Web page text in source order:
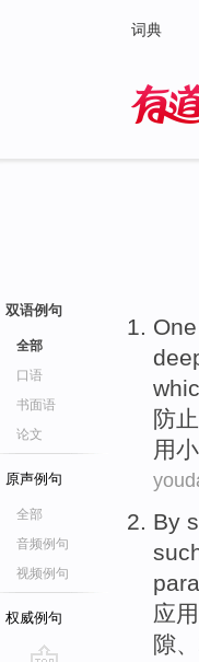
词典
双语例句
全部
口语
书面语
论文
原声例句
全部
音频例句
视频例句
权威例句
防
用
By
应
隙、